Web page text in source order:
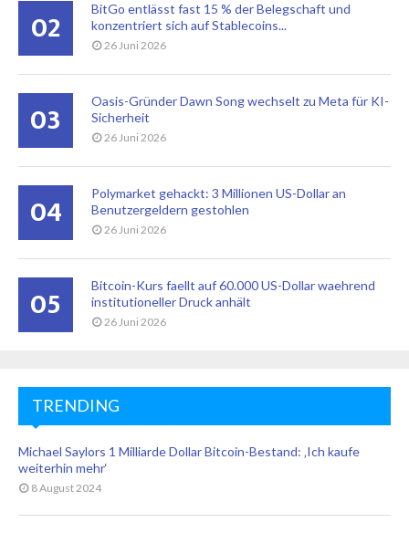
02
BitGo entlässt fast 15 % der Belegschaft und
konzentriert sich auf Stablecoins...
26 Juni 2026
03
Oasis-Gründer Dawn Song wechselt zu Meta für KI-
Sicherheit
26 Juni 2026
04
Polymarket gehackt: 3 Millionen US-Dollar an
Benutzergeldern gestohlen
26 Juni 2026
05
Bitcoin-Kurs faellt auf 60.000 US-Dollar waehrend
institutioneller Druck anhält
26 Juni 2026
TRENDING
Michael Saylors 1 Milliarde Dollar Bitcoin-Bestand: ‚Ich kaufe
weiterhin mehr‘
8 August 2024